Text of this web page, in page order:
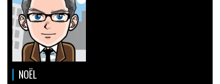
NOËL